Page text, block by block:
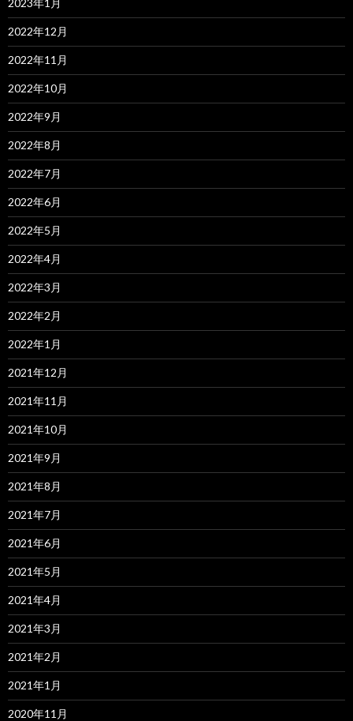
2023年1月
2022年12月
2022年11月
2022年10月
2022年9月
2022年8月
2022年7月
2022年6月
2022年5月
2022年4月
2022年3月
2022年2月
2022年1月
2021年12月
2021年11月
2021年10月
2021年9月
2021年8月
2021年7月
2021年6月
2021年5月
2021年4月
2021年3月
2021年2月
2021年1月
2020年11月